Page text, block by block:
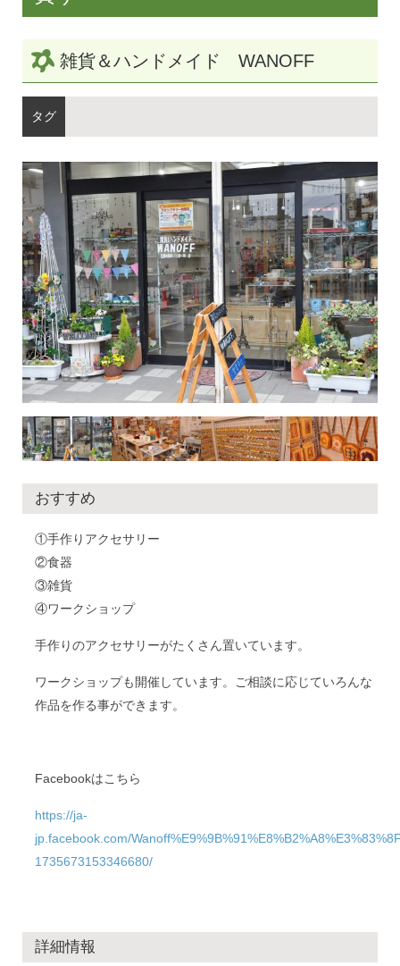
雑貨＆ハンドメイド WANOFF
おすすめ
①手作りアクセサリー
②食器
③雑貨
④ワークショップ
手作りのアクセサリーがたくさん置いています。
ワークショップも開催しています。ご相談に応じていろんな
作品を作る事ができます。
Facebookはこちら
https://ja-
jp.facebook.com/
1735673153346680/
詳細情報